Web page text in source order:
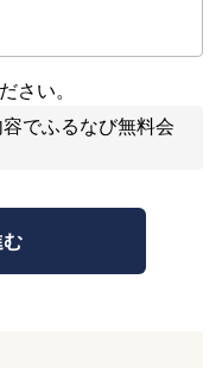
さい。
でふるなび無料会